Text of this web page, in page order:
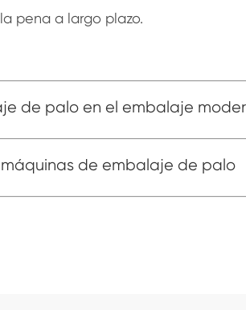
pena a largo plazo.
de palo en el embalaje
de embalaje de palo